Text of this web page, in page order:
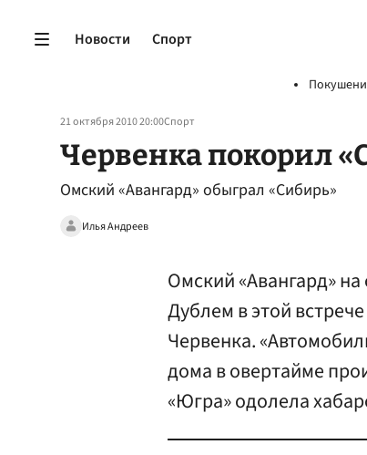
Новости Спорт
21 октября 2010 20:00Спорт
Червенка покорил
Омский «Авангард» обыграл «Сибирь»
Илья Андреев
Омский «Авангард»
Дублем в этой
Червенка.
дома в овертайме
«Югра» одолела